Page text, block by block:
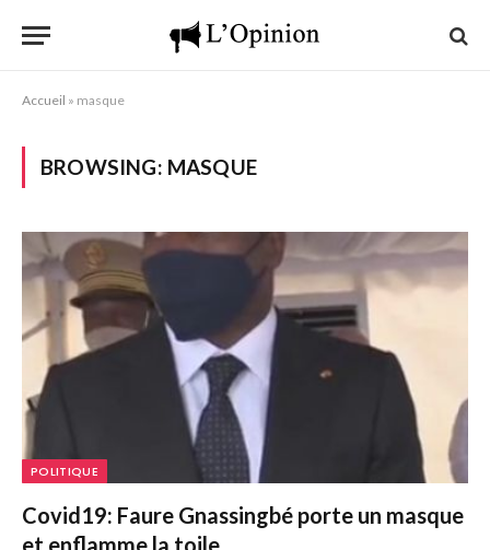
Accueil » masque
BROWSING: MASQUE
POLITIQUE
Covid19: Faure Gnassingbé porte un masque
et enflamme la toile